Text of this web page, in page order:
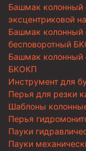
Башмак колонный
эксцентриковой
Башмак
бесповоротный
Башмак
БКОКП
Инструмент для
Перья для резки
Шаблоны
Перья
Пауки
Пауки